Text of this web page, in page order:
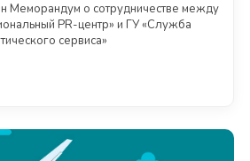
Меморандум о сотрудничестве между
PR-центр» и ГУ «Служба
сервиса»